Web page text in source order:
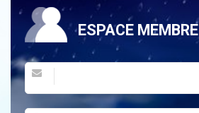
ESPACE MEMBRE